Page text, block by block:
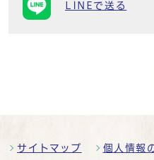
LINEで送る
サイトマップ 個人情報